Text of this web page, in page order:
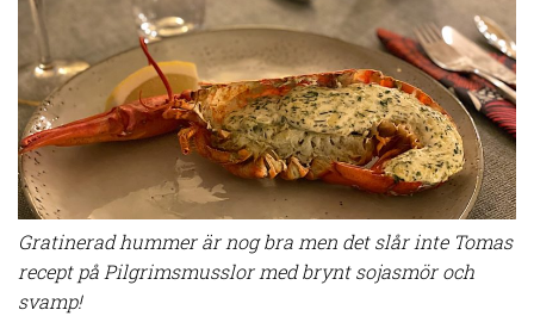
Gratinerad hummer är nog bra men det slår inte Tomas
recept på Pilgrimsmusslor med brynt sojasmör och
svamp!